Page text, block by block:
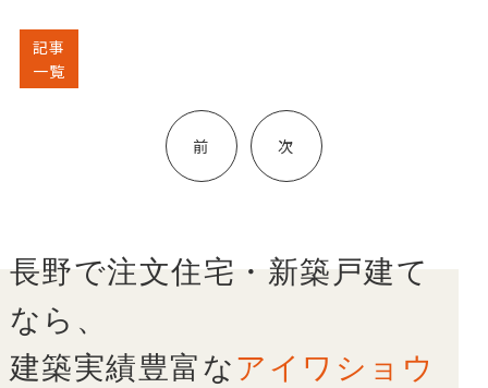
記事
一覧
稿
ナ
ビ
ョ
ン
前 次
長野で注文住宅・新築戸建て
なら、
建築実績豊富なアイワショウ